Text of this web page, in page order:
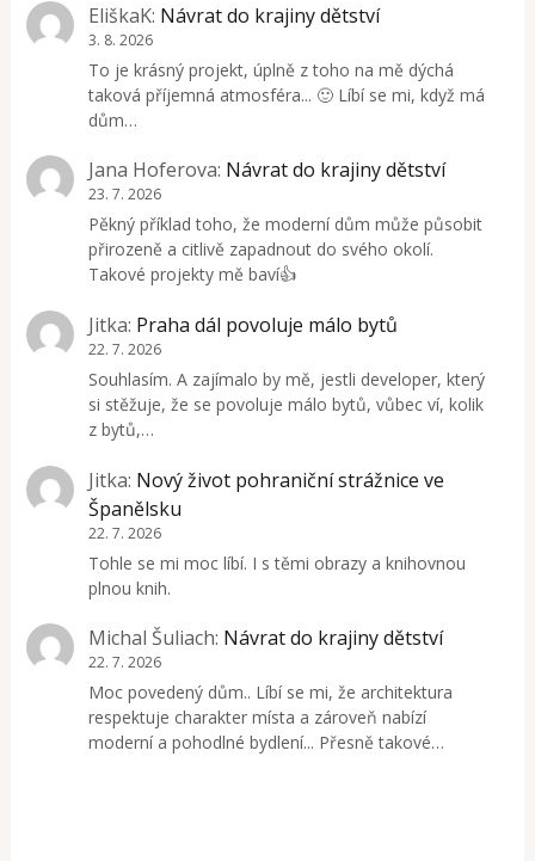
EliškaK: Návrat do krajiny dětství
3. 8. 2026
To je krásný projekt, úplně z toho na mě dýchá
taková příjemná atmosféra... 🙂 Líbí se mi, když má
dům…
Jana Hoferova: Návrat do krajiny dětství
23. 7. 2026
Pěkný příklad toho, že moderní dům může působit
přirozeně a citlivě zapadnout do svého okolí.
Takové projekty mě baví👍
Jitka: Praha dál povoluje málo bytů
22. 7. 2026
Souhlasím. A zajímalo by mě, jestli developer, který
si stěžuje, že se povoluje málo bytů, vůbec ví, kolik
z bytů,…
Jitka: Nový život pohraniční strážnice ve
Španělsku
22. 7. 2026
Tohle se mi moc líbí. I s těmi obrazy a knihovnou
plnou knih.
Michal Šuliach: Návrat do krajiny dětství
22. 7. 2026
Moc povedený dům.. Líbí se mi, že architektura
respektuje charakter místa a zároveň nabízí
moderní a pohodlné bydlení... Přesně takové…